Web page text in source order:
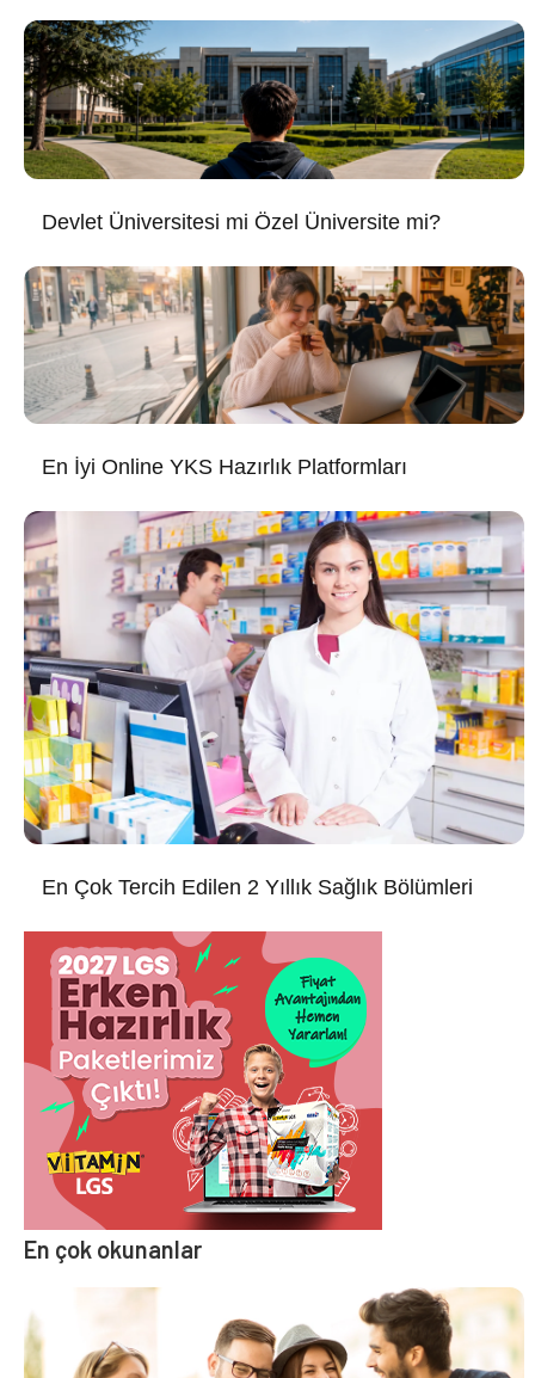
Devlet Üniversitesi mi Özel Üniversite mi?
En İyi Online YKS Hazırlık Platformları
En Çok Tercih Edilen 2 Yıllık Sağlık Bölümleri
En çok okunanlar